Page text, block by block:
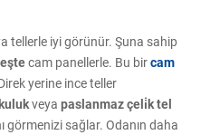
tellerle iyi görünür. Şuna sahip
cam panellerle. Bu bircam
yerine ince teller
veya paslanmaz çeli̇k tel
görmenizi sağlar. Odanın daha